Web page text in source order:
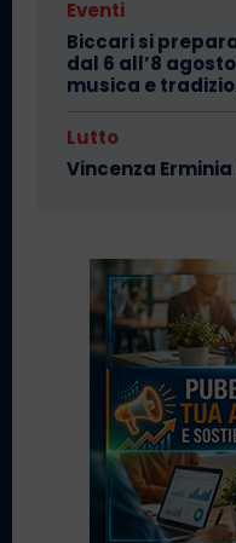
Eventi
Biccari si
dal 6 all’8
musica e
Lutto
Vincenza